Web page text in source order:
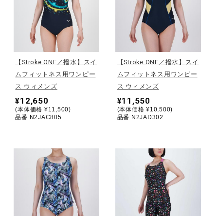
柔道
ウィンタースポーツ
ワーキング
ウォーキングシューズ
ライフスタイルグッズ
インナー
【Stroke ONE／撥水】スイ
ムフィットネス用ワンピー
ス ウィメンズ
¥12,650
(本体価格 ¥11,500)
品番 N2JAC805
【Stroke ONE／撥水】スイ
ムフィットネス用ワンピー
ス ウィメンズ
¥11,550
(本体価格 ¥10,500)
品番 N2JAD302